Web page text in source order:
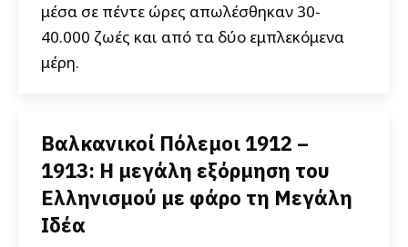
μέσα σε πέντε ώρες απωλέσθηκαν 30-
40.000 ζωές και από τα δύο εμπλεκόμενα
μέρη.
Βαλκανικοί Πόλεμοι 1912 –
1913: Η μεγάλη εξόρμηση του
Ελληνισμού με φάρο τη Μεγάλη
Ιδέα